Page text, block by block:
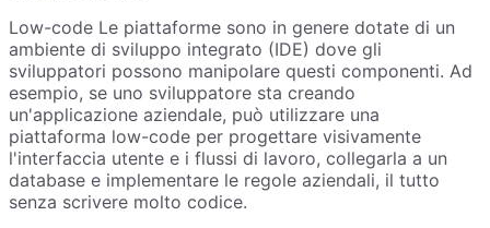
Low-code Le piattaforme sono in genere dotate di un
ambiente di sviluppo integrato (IDE) dove gli
sviluppatori possono manipolare questi componenti. Ad
esempio, se uno sviluppatore sta creando
un'applicazione aziendale, può utilizzare una
piattaforma low-code per progettare visivamente
l'interfaccia utente e i flussi di lavoro, collegarla a un
database e implementare le regole aziendali, il tutto
senza scrivere molto codice.